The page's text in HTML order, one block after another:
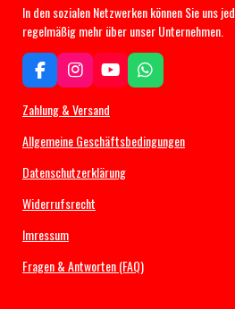
In den sozialen Netzwerken können Sie uns
regelmäßig mehr über unser Unternehmen.
F
a
c
b
o
I
n
s
a
r
m
Y
o
u
u
e
W
h
s
Zahlung & Versand
Allgemeine Geschäftsbedingungen
Datenschutzerklärung
Widerrufsrecht
Imressum
Fragen & Antworten (FAQ)